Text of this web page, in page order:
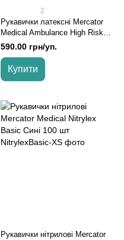
2
Рукавички латексні Mercator
Medical Ambulance High Risk
підвищеної міцності, Синій, S
590.00 грн/уп.
Купити
Рукавички нітрилові Mercator